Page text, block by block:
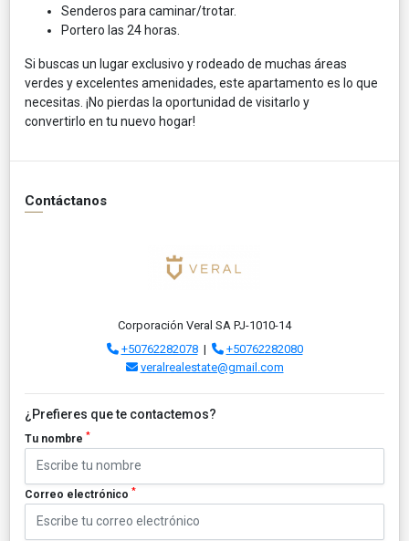
Senderos para caminar/trotar.
Portero las 24 horas.
Si buscas un lugar exclusivo y rodeado de muchas áreas
verdes y excelentes amenidades, este apartamento es lo que
necesitas. ¡No pierdas la oportunidad de visitarlo y
convertirlo en tu nuevo hogar!
Contáctanos
Corporación Veral SA PJ-1010-14
+50762282078|
+50762282080
veralrealestate@gmail.com
¿Prefieres que te contactemos?
Tu nombre *
Correo electrónico *